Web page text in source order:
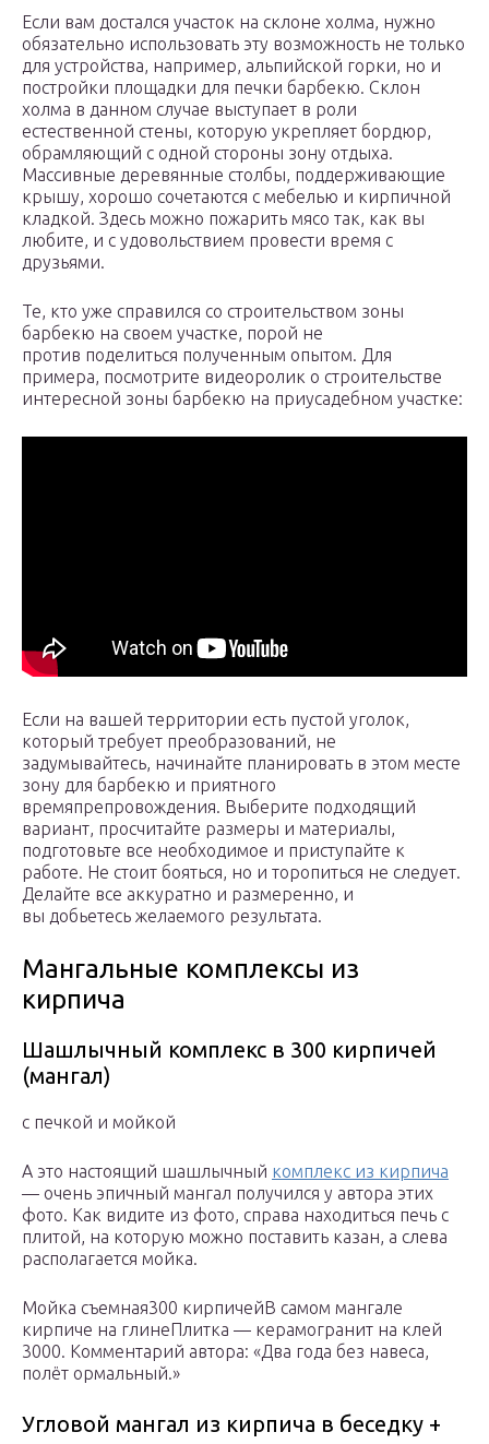
Если вам достался участок на склоне холма, нужно
обязательно использовать эту возможность не только
для устройства, например, альпийской горки, но и
постройки площадки для печки барбекю. Склон
холма в данном случае выступает в роли
естественной стены, которую укрепляет бордюр,
обрамляющий с одной стороны зону отдыха.
Массивные деревянные столбы, поддерживающие
крышу, хорошо сочетаются с мебелью и кирпичной
кладкой. Здесь можно пожарить мясо так, как вы
любите, и с удовольствием провести время с
друзьями.
Те, кто уже справился со строительством зоны
барбекю на своем участке, порой не
против поделиться полученным опытом. Для
примера, посмотрите видеоролик о строительстве
интересной зоны барбекю на приусадебном участке:
Если на вашей территории есть пустой уголок,
который требует преобразований, не
задумывайтесь, начинайте планировать в этом месте
зону для барбекю и приятного
времяпрепровождения. Выберите подходящий
вариант, просчитайте размеры и материалы,
подготовьте все необходимое и приступайте к
работе. Не стоит бояться, но и торопиться не следует.
Делайте все аккуратно и размеренно, и
вы добьетесь желаемого результата.
Мангальные комплексы из
кирпича
Шашлычный комплекс в 300 кирпичей
(мангал)
с печкой и мойкой
А это настоящий шашлычный комплекс из кирпича
— очень эпичный мангал получился у автора этих
фото. Как видите из фото, справа находиться печь с
плитой, на которую можно поставить казан, а слева
располагается мойка.
Мойка съемная300 кирпичейВ самом мангале
кирпиче на глинеПлитка — керамогранит на клей
3000. Комментарий автора: «Два года без навеса,
полёт ормальный.»
Угловой мангал из кирпича в беседку +